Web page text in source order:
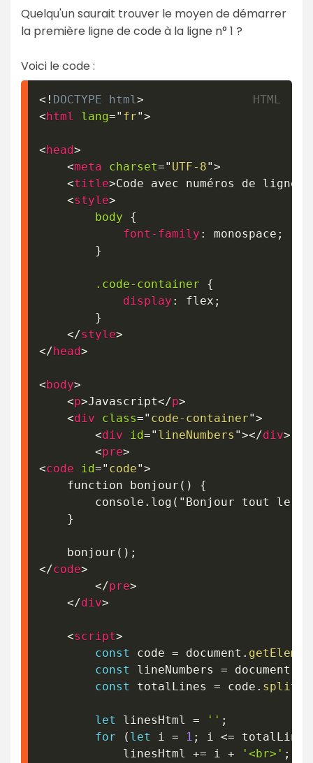
Quelqu'un saurait trouver le moyen de démarrer
la première ligne de code à la ligne n° 1 ?
Voici le code :
<! DOCTYPE html>
< html lang=" fr">
< head>
<meta charset=" UTF-8">
<title>Code avec numéros de ligne
<style>
body
{
font-family : monospace ;
}
.code-container
{
display : flex ;
}
</style>
</ head>
< body>
<p>Javascript</p>
<div class=" code-container">
<div id=" lineNumbers "></div>
<pre>
<code id=" code">
    function bonjour() {
console.log("Bonjour tout le
    }
</code>
</pre>
</div>
<script>
const
code = document .
const
lineNumbers = document
const
totalLines = code . split
let linesHtml = '' ;
for
( let i = 1 ; i <= totalLines
            linesHtml
+= i + '<br>' ;